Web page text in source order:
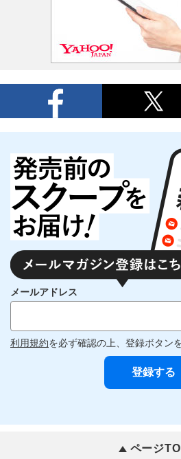
メールアドレス
利用規約を必ず確認の上、登録ボタン
ページ